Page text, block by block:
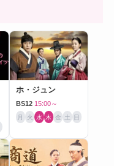
ホ・ジュン
BS12 15:00～
月 火 水 木 金 土 日